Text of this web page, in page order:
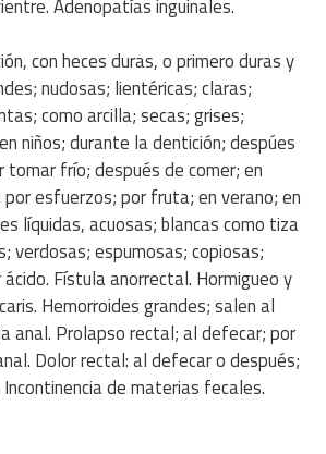
Adenopatías inguinales.
con heces duras, o primero duras y
nudosas; lientéricas; claras;
como arcilla; secas; grises;
niños; durante la dentición; despúes
tomar frío; después de comer; en
esfuerzos; por fruta; en verano; en
líquidas, acuosas; blancas como tiza
verdosas; espumosas; copiosas;
Fístula anorrectal. Hormigueo y
Hemorroides grandes; salen al
anal. Prolapso rectal; al defecar; por
Dolor rectal: al defecar o después;
de materias fecales.